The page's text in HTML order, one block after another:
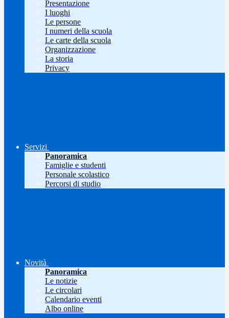
Presentazione
I luoghi
Le persone
I numeri della scuola
Le carte della scuola
Organizzazione
La storia
Privacy
Servizi
Panoramica
Famiglie e studenti
Personale scolastico
Percorsi di studio
Novità
Panoramica
Le notizie
Le circolari
Calendario eventi
Albo online